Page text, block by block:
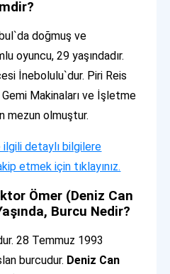
doğmuş ve
oyuncu, 29 yaşındadır.
İnebolulu`dur. Piri Reis
Makinaları ve İşletme
mezun olmuştur.
detaylı bilgilere
etmek için tıklayınız.
Ömer (Deniz Can
Burcu Nedir?
28 Temmuz 1993
burcudur. Deniz Can